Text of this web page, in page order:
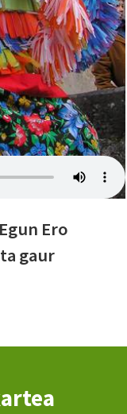
Ero
gaur